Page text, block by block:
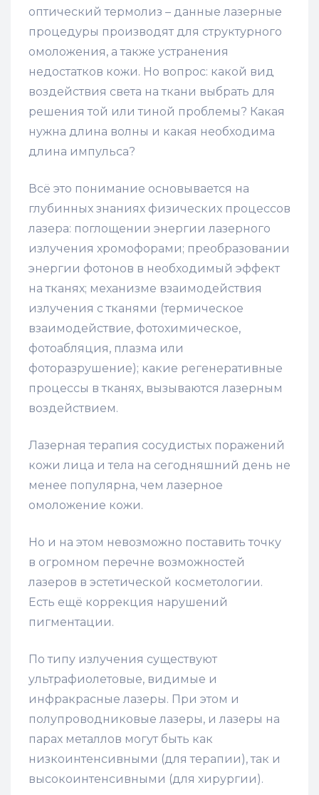
оптический термолиз – данные лазерные
процедуры производят для структурного
омоложения, а также устранения
недостатков кожи. Но вопрос: какой вид
воздействия света на ткани выбрать для
решения той или тиной проблемы? Какая
нужна длина волны и какая необходима
длина импульса?
Всё это понимание основывается на
глубинных знаниях физических процессов
лазера: поглощении энергии лазерного
излучения хромофорами; преобразовании
энергии фотонов в необходимый эффект
на тканях; механизме взаимодействия
излучения с тканями (термическое
взаимодействие, фотохимическое,
фотоабляция, плазма или
фоторазрушение); какие регенеративные
процессы в тканях, вызываются лазерным
воздействием.
Лазерная терапия сосудистых поражений
кожи лица и тела на сегодняшний день не
менее популярна, чем лазерное
омоложение кожи.
Но и на этом невозможно поставить точку
в огромном перечне возможностей
лазеров в эстетической косметологии.
Есть ещё коррекция нарушений
пигментации.
По типу излучения существуют
ультрафиолетовые, видимые и
инфракрасные лазеры. При этом и
полупроводниковые лазеры, и лазеры на
парах металлов могут быть как
низкоинтенсивными (для терапии), так и
высокоинтенсивными (для хирургии).